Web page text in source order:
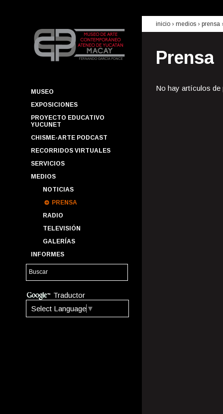
MUSEO
EXPOSICIONES
PROYECTO EDUCATIVO
YUCUNET
CHISME-ARTE PODCAST
RECORRIDOS VIRTUALES
SERVICIOS
MEDIOS
NOTICIAS
PRENSA
RADIO
TELEVISIÓN
GALERÍAS
INFORMES
Traductor
Select Language ▼
inicio › medios › prensa
Prensa
No hay artículos de